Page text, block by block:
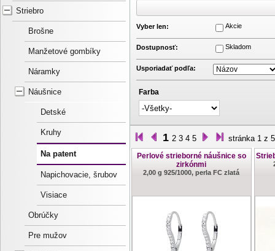
Striebro
Brošne
Manžetové gombíky
Náramky
Náušnice
Detské
Kruhy
Na patent
Napichovacie, šrubov
Visiace
Obrúčky
Pre mužov
Vyber len: Akcie
Dostupnosť: Skladom
Usporiadať podľa:
Farba
1 2 3 4 5
stránka 1 z 5
Perlové strieborné náušnice so
zirkónmi
2,00 g 925/1000, perla FC zlatá